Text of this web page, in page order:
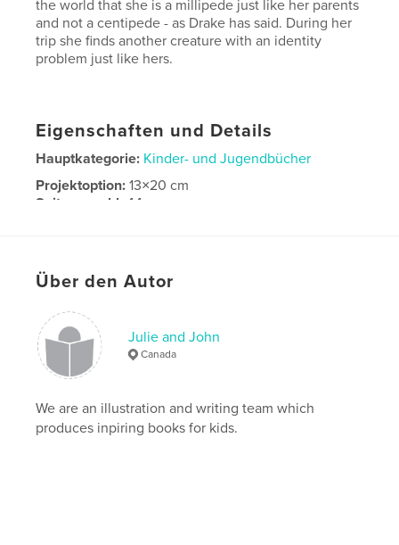
the world that she is a millipede just like her parents
and not a centipede - as Drake has said. During her
trip she finds another creature with an identity
problem just like hers.
Eigenschaften und Details
Hauptkategorie: Kinder- und Jugendbücher
Projektoption:13×20 cm
Seitenanzahl:
44
Über den Autor
Julie and John
Canada
We are an illustration and writing team which
produces inpiring books for kids.